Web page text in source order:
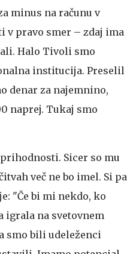
minus na računu v
v pravo smer – zdaj ima
Halo Tivoli smo
institucija. Preselil
denar za najemnino,
naprej. Tukaj smo
Sicer so mu
več ne bo imel. Si pa
"Če bi mi nekdo, ko
igrala na svetovnem
smo bili udeleženci